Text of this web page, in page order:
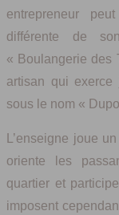
entrepreneur
différente de
« Boulangerie des
artisan qui exerce
sous le nom «
L’enseigne joue
oriente les
quartier et
imposent